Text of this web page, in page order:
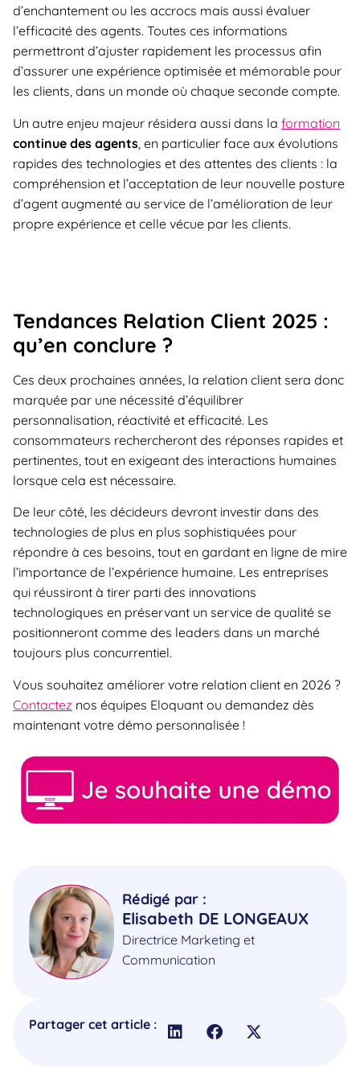
d’enchantement ou les accrocs mais aussi évaluer
l’efficacité des agents. Toutes ces informations
permettront d’ajuster rapidement les processus afin
d’assurer une expérience optimisée et mémorable pour
les clients, dans un monde où chaque seconde compte.
Un autre enjeu majeur résidera aussi dans la formation
continue des agents , en particulier face aux évolutions
rapides des technologies et des attentes des clients : la
compréhension et l’acceptation de leur nouvelle posture
d’agent augmenté au service de l’amélioration de leur
propre expérience et celle vécue par les clients.
Tendances Relation Client 2025 :
qu’en conclure ?
Ces deux prochaines années, la relation client sera donc
marquée par une nécessité d’équilibrer
personnalisation, réactivité et efficacité. Les
consommateurs rechercheront des réponses rapides et
pertinentes, tout en exigeant des interactions humaines
lorsque cela est nécessaire.
De leur côté, les décideurs devront investir dans des
technologies de plus en plus sophistiquées pour
répondre à ces besoins, tout en gardant en ligne de mire
l’importance de l’expérience humaine. Les entreprises
qui réussiront à tirer parti des innovations
technologiques en préservant un service de qualité se
positionneront comme des leaders dans un marché
toujours plus concurrentiel.
Vous souhaitez améliorer votre relation client en 2026 ?
Contactez nos équipes Eloquant ou demandez dès
maintenant votre démo personnalisée !
Rédigé par :
Elisabeth DE LONGEAUX
Directrice Marketing et
Communication
Partager cet article :